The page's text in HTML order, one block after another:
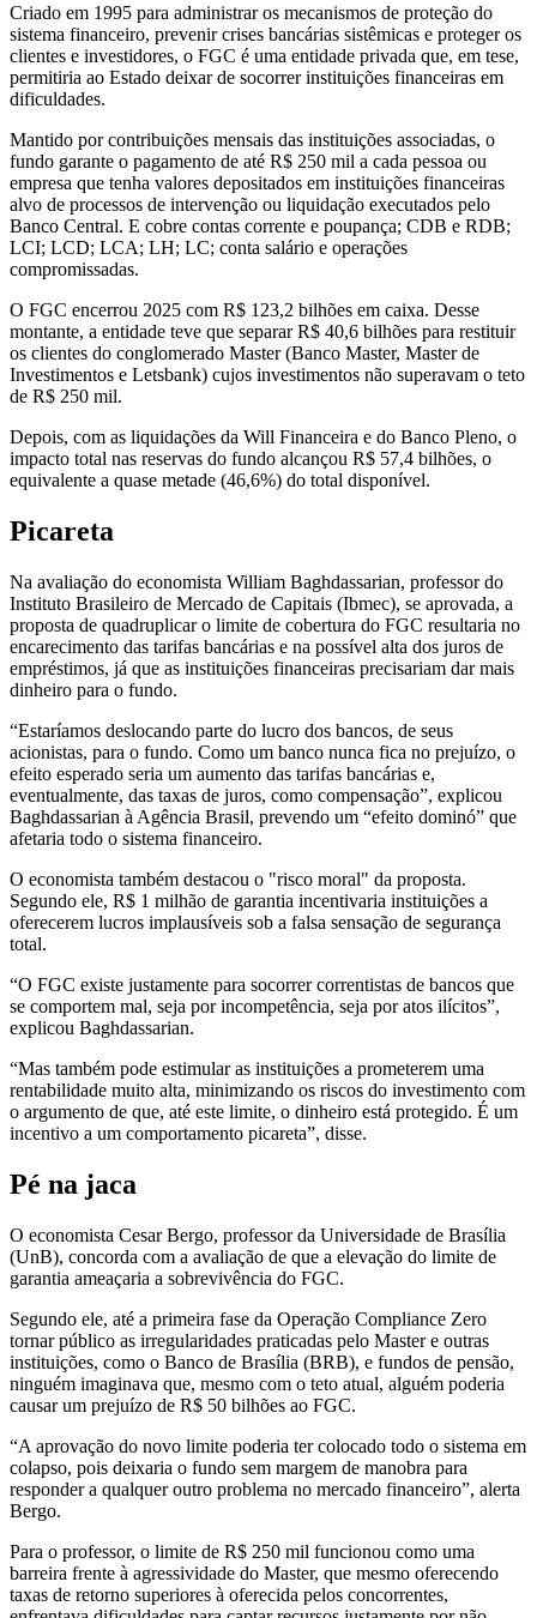
Criado em 1995 para administrar os mecanismos de proteção do
sistema financeiro, prevenir crises bancárias sistêmicas e proteger os
clientes e investidores, o FGC é uma entidade privada que, em tese,
permitiria ao Estado deixar de socorrer instituições financeiras em
dificuldades.
Mantido por contribuições mensais das instituições associadas, o
fundo garante o pagamento de até R$ 250 mil a cada pessoa ou
empresa que tenha valores depositados em instituições financeiras
alvo de processos de intervenção ou liquidação executados pelo
Banco Central. E cobre contas corrente e poupança; CDB e RDB;
LCI; LCD; LCA; LH; LC; conta salário e operações
compromissadas.
O FGC encerrou 2025 com R$ 123,2 bilhões em caixa. Desse
montante, a entidade teve que separar R$ 40,6 bilhões para restituir
os clientes do conglomerado Master (Banco Master, Master de
Investimentos e Letsbank) cujos investimentos não superavam o teto
de R$ 250 mil.
Depois, com as liquidações da Will Financeira e do Banco Pleno, o
impacto total nas reservas do fundo alcançou R$ 57,4 bilhões, o
equivalente a quase metade (46,6%) do total disponível.
Picareta
Na avaliação do economista William Baghdassarian, professor do
Instituto Brasileiro de Mercado de Capitais (Ibmec), se aprovada, a
proposta de quadruplicar o limite de cobertura do FGC resultaria no
encarecimento das tarifas bancárias e na possível alta dos juros de
empréstimos, já que as instituições financeiras precisariam dar mais
dinheiro para o fundo.
“Estaríamos deslocando parte do lucro dos bancos, de seus
acionistas, para o fundo. Como um banco nunca fica no prejuízo, o
efeito esperado seria um aumento das tarifas bancárias e,
eventualmente, das taxas de juros, como compensação”, explicou
Baghdassarian à Agência Brasil, prevendo um “efeito dominó” que
afetaria todo o sistema financeiro.
O economista também destacou o "risco moral" da proposta.
Segundo ele, R$ 1 milhão de garantia incentivaria instituições a
oferecerem lucros implausíveis sob a falsa sensação de segurança
total.
“O FGC existe justamente para socorrer correntistas de bancos que
se comportem mal, seja por incompetência, seja por atos ilícitos”,
explicou Baghdassarian.
“Mas também pode estimular as instituições a prometerem uma
rentabilidade muito alta, minimizando os riscos do investimento com
o argumento de que, até este limite, o dinheiro está protegido. É um
incentivo a um comportamento picareta”, disse.
Pé na jaca
O economista Cesar Bergo, professor da Universidade de Brasília
(UnB), concorda com a avaliação de que a elevação do limite de
garantia ameaçaria a sobrevivência do FGC.
Segundo ele, até a primeira fase da Operação Compliance Zero
tornar público as irregularidades praticadas pelo Master e outras
instituições, como o Banco de Brasília (BRB), e fundos de pensão,
ninguém imaginava que, mesmo com o teto atual, alguém poderia
causar um prejuízo de R$ 50 bilhões ao FGC.
“A aprovação do novo limite poderia ter colocado todo o sistema em
colapso, pois deixaria o fundo sem margem de manobra para
responder a qualquer outro problema no mercado financeiro”, alerta
Bergo.
Para o professor, o limite de R$ 250 mil funcionou como uma
barreira frente à agressividade do Master, que mesmo oferecendo
taxas de retorno superiores à oferecida pelos concorrentes,